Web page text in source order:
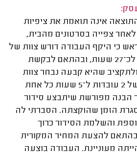
אינה תואמת את ציפיות
צפייה בסרטונים מהבית,
כי היקף העבודה דורש צוות של
3 עובדות לכ־27 שעות, ובהתאם לבקשת
שהיא קבעה נבחר צוות
מצומצם של 2 עובדות ל־5 שעות כל אחת
הבנה מפורשת שיתבצע סידור
הזמן שהוקצתה. הסברתי לה
והשלמת הסידור כרוך
להצעת המחיר המקורית
מעוניינת. העבודה בוצעה